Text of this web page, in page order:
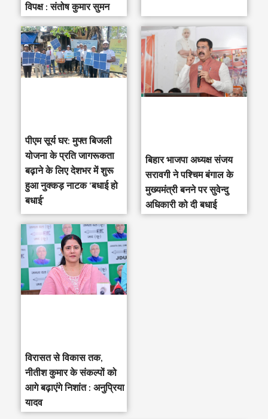
विपक्ष : संतोष कुमार सुमन
पीएम सूर्य घर: मुफ्त बिजली
योजना के प्रति जागरूकता
बढ़ाने के लिए देशभर में शुरू
हुआ नुक्कड़ नाटक ‘बधाई हो
बधाई’
‎बिहार भाजपा अध्यक्ष संजय
सरावगी ने पश्चिम बंगाल के
मुख्यमंत्री बनने पर सुवेन्दु
अधिकारी को दी बधाई
विरासत से विकास तक,
नीतीश कुमार के संकल्पों को
आगे बढ़ाएंगे निशांत : अनुप्रिया
यादव